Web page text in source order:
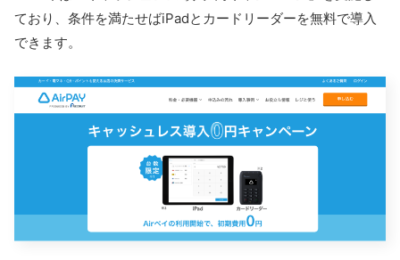
ており、条件を満たせばiPadとカードリーダーを無料で導入
できます。